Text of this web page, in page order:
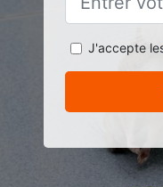
J'accepte